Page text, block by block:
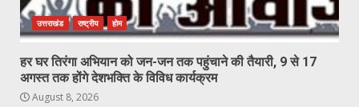
उत्तराखंड राष्ट्रीय होम
हर घर तिरंगा अभियान को जन-जन तक पहुंचाने की तैयारी, 9 से 17
अगस्त तक होंगे देशभक्ति के विविध कार्यक्रम
August 8, 2026